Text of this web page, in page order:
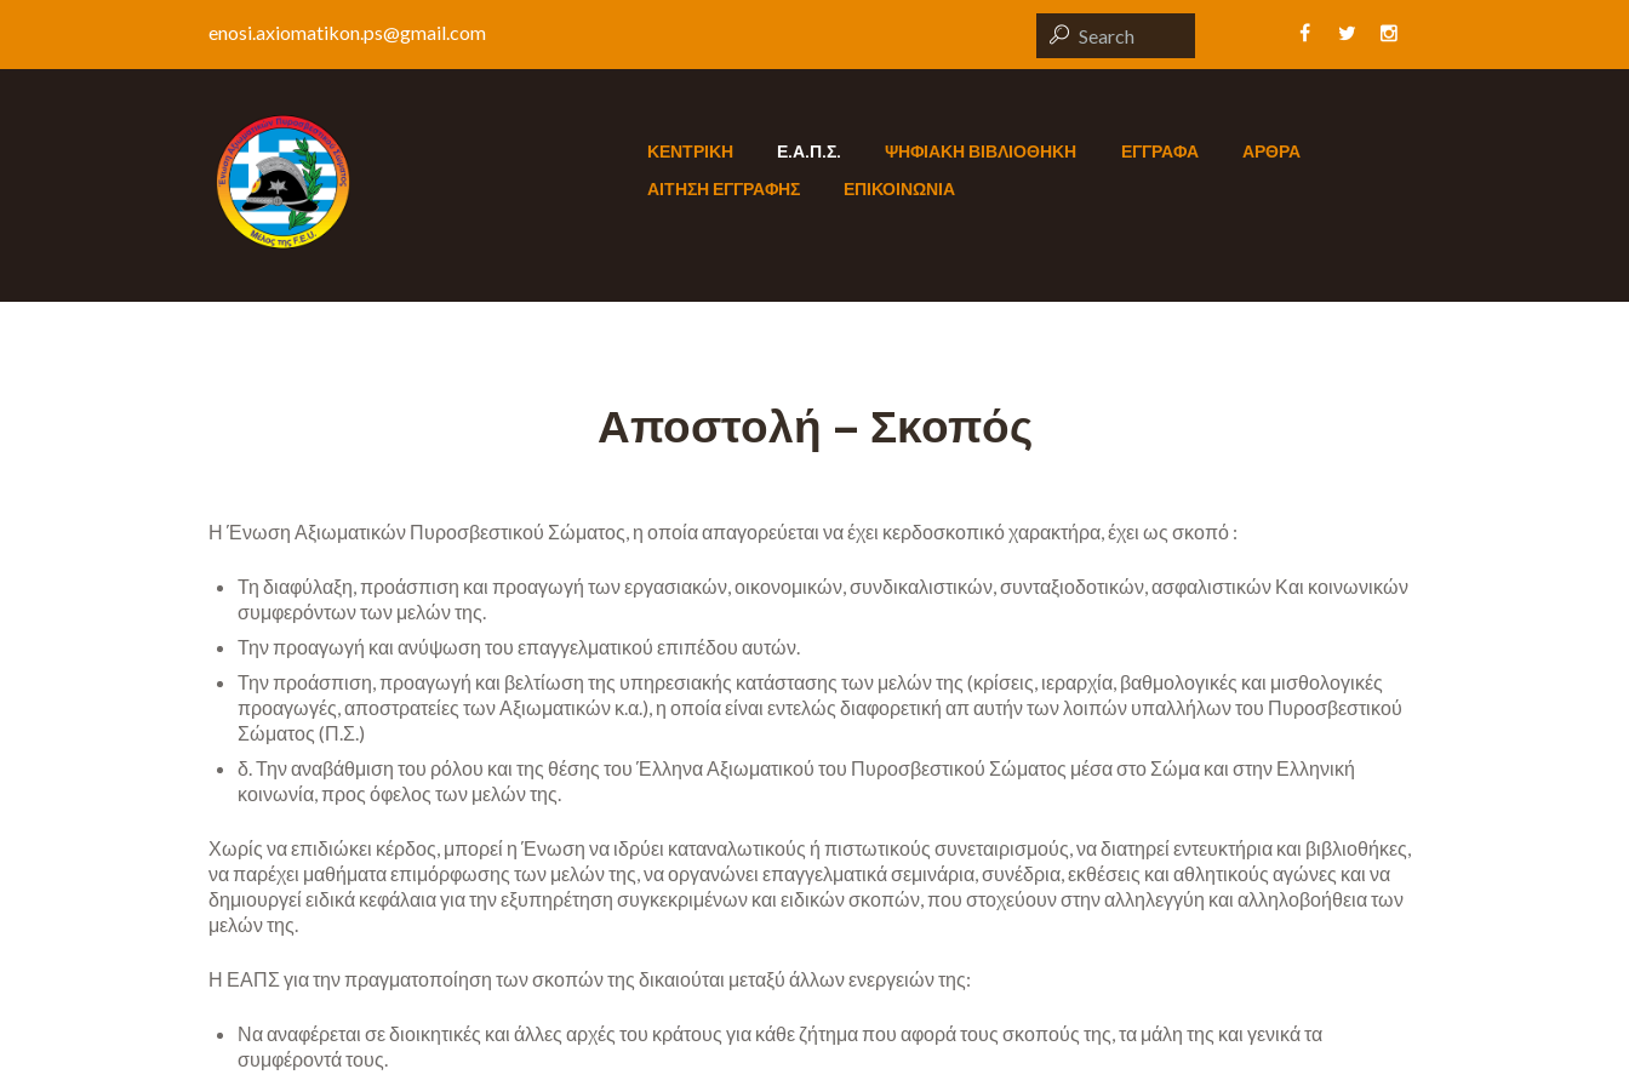
enosi.axiomatikon.ps@gmail.com
ΚΕΝΤΡΙΚΗ Ε.Α.Π.Σ. ΨΗΦΙΑΚΗ ΒΙΒΛΙΟΘΗΚΗ ΕΓΓΡΑΦΑ
ΑΡΘΡΑ
ΑΙΤΗΣΗ ΕΓΓΡΑΦΗΣ
ΕΠΙΚΟΙΝΩΝΙΑ
Αποστολή – Σκοπός
Η Ένωση Αξιωματικών Πυροσβεστικού Σώματος, η οποία απαγορεύεται να έχει κερδοσκοπικό χαρακτήρα, έχει ως σκοπό :
Τη διαφύλαξη, προάσπιση και προαγωγή των εργασιακών, οικονομικών, συνδικαλιστικών, συνταξιοδοτικών, ασφαλιστικών Και κοινωνικών
συμφερόντων των μελών της.
Την προαγωγή και ανύψωση του επαγγελματικού επιπέδου αυτών.
Την προάσπιση, προαγωγή και βελτίωση της υπηρεσιακής κατάστασης των μελών της (κρίσεις, ιεραρχία, βαθμολογικές και μισθολογικές
προαγωγές, αποστρατείες των Αξιωματικών κ.α.), η οποία είναι εντελώς διαφορετική απ αυτήν των λοιπών υπαλλήλων του Πυροσβεστικού
Σώματος (Π.Σ.)
δ. Την αναβάθμιση του ρόλου και της θέσης του Έλληνα Αξιωματικού του Πυροσβεστικού Σώματος μέσα στο Σώμα και στην Ελληνική
κοινωνία, προς όφελος των μελών της.
Χωρίς να επιδιώκει κέρδος, μπορεί η Ένωση να ιδρύει καταναλωτικούς ή πιστωτικούς συνεταιρισμούς, να διατηρεί εντευκτήρια και βιβλιοθήκες,
να παρέχει μαθήματα επιμόρφωσης των μελών της, να οργανώνει επαγγελματικά σεμινάρια, συνέδρια, εκθέσεις και αθλητικούς αγώνες και να
δημιουργεί ειδικά κεφάλαια για την εξυπηρέτηση συγκεκριμένων και ειδικών σκοπών, που στοχεύουν στην αλληλεγγύη και αλληλοβοήθεια των
μελών της.
Η ΕΑΠΣ για την πραγματοποίηση των σκοπών της δικαιούται μεταξύ άλλων ενεργειών της:
Να αναφέρεται σε διοικητικές και άλλες αρχές του κράτους για κάθε ζήτημα που αφορά τους σκοπούς της, τα μάλη της και γενικά τα
συμφέροντά τους.